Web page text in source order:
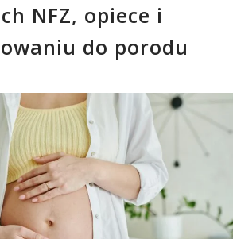
NFZ, opiece i
do porodu